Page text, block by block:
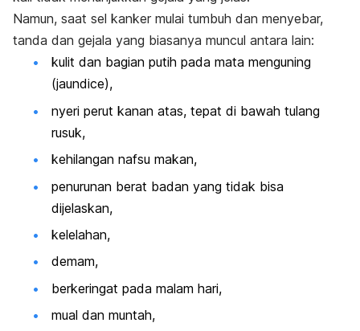
Namun, saat sel kanker mulai tumbuh dan menyebar,
tanda dan gejala yang biasanya muncul antara lain:
kulit dan bagian putih pada mata menguning
(jaundice),
nyeri perut kanan atas, tepat di bawah tulang
rusuk,
kehilangan nafsu makan,
penurunan berat badan yang tidak bisa
dijelaskan,
kelelahan,
demam,
berkeringat pada malam hari,
mual dan muntah,